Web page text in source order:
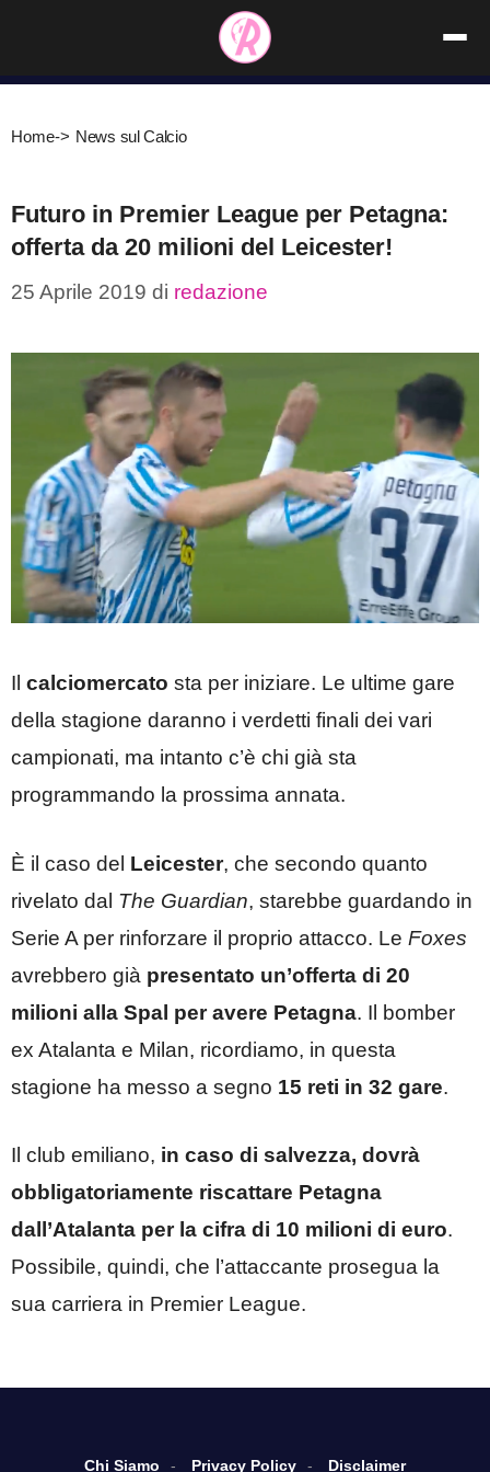
contenuto
Home-> News sul Calcio
Futuro in Premier League per Petagna:
offerta da 20 milioni del Leicester!
25 Aprile 2019 di redazione
Il calciomercato sta per iniziare. Le ultime gare
della stagione daranno i verdetti finali dei vari
campionati, ma intanto c’è chi già sta
programmando la prossima annata.
È il caso del Leicester, che secondo quanto
rivelato dal The Guardian, starebbe guardando in
Serie A per rinforzare il proprio attacco. Le Foxes
avrebbero già presentato un’offerta di 20
milioni alla Spal per avere Petagna. Il bomber
ex Atalanta e Milan, ricordiamo, in questa
stagione ha messo a segno 15 reti in 32 gare.
Il club emiliano, in caso di salvezza, dovrà
obbligatoriamente riscattare Petagna
dall’Atalanta per la cifra di 10 milioni di euro.
Possibile, quindi, che l’attaccante prosegua la
sua carriera in Premier League.
Chi Siamo Privacy Policy Disclaimer